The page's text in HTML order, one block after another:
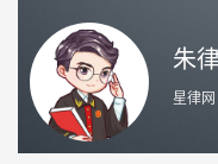
朱
星律网